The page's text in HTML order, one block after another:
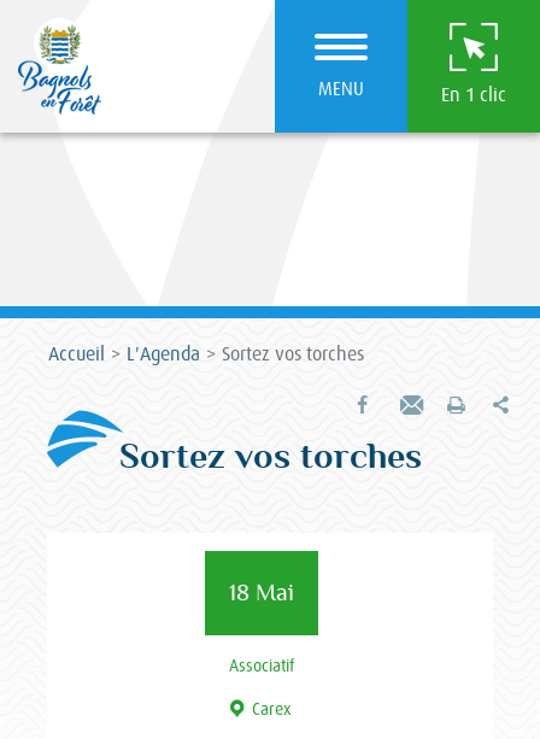
MENU En 1 clic
Accueil L'Agenda Sortez vos torches
Partager sur Facebook
Envoyer par e-mail
Imprimer
Sortez vos torches
18 Mai
Associatif
Carex